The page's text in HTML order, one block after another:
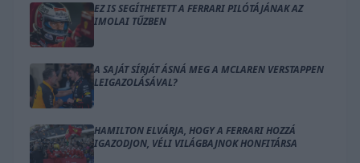
EZ IS SEGÍTHETETT A FERRARI PILÓTÁJÁNAK AZ
IMOLAI TŰZBEN
A SAJÁT SÍRJÁT ÁSNÁ MEG A MCLAREN VERSTAPPEN
LEIGAZOLÁSÁVAL?
HAMILTON ELVÁRJA, HOGY A FERRARI HOZZÁ
IGAZODJON, VÉLI VILÁGBAJNOK HONFITÁRSA